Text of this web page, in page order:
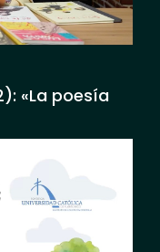
«La poesía